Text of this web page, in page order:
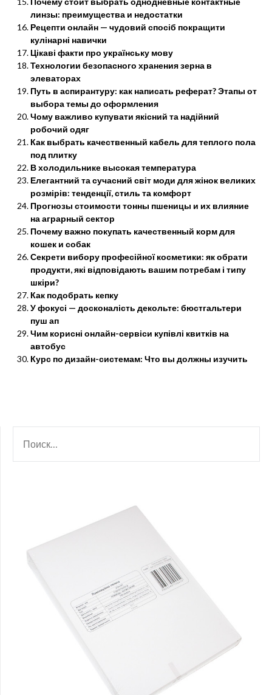
линзы: преимущества и недостатки
Рецепти онлайн — чудовий спосіб покращити
кулінарні навички
Цікаві факти про українську мову
Технологии безопасного хранения зерна в
элеваторах
Путь в аспирантуру: как написать реферат? Этапы от
выбора темы до оформления
Чому важливо купувати якісний та надійний
робочий одяг
Как выбрать качественный кабель для теплого пола
под плитку
В холодильнике высокая температура
Елегантний та сучасний світ моди для жінок великих
розмірів: тенденції, стиль та комфорт
Прогнозы стоимости тонны пшеницы и их влияние
на аграрный сектор
Почему важно покупать качественный корм для
кошек и собак
Секрети вибору професійної косметики: як обрати
продукти, які відповідають вашим потребам і типу
шкіри?
Как подобрать кепку
У фокусі — досконалість декольте: бюстгальтери
пуш ап
Чим корисні онлайн-сервіси купівлі квитків на
автобус
Курс по дизайн-системам: Что вы должны изучить